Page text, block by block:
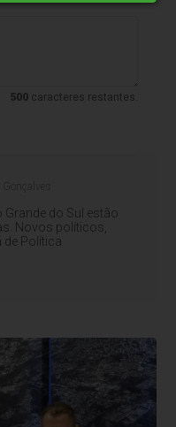
500 caracteres restantes.
Grande do Sul estão
Novos políticos,
de Política